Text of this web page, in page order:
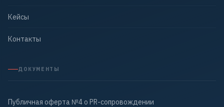
Кейсы
Контакты
ДОКУМЕНТЫ
Публичная оферта №4 о PR-сопровождении